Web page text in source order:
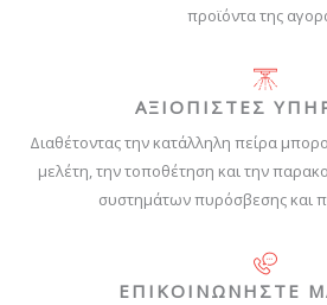
προϊόντα της
ΑΞΙΟΠΙΣΤΕΣ
Διαθέτοντας την κατάλληλη πείρα
μελέτη, την τοποθέτηση και την
συστημάτων πυρόσβεσης και
ΕΠΙΚΟΙΝΩΝΗΣΤΕ